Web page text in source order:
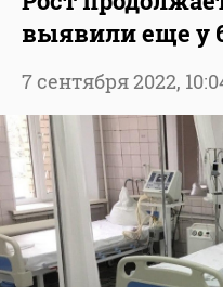
выявили еще у
7 сентября 2022,